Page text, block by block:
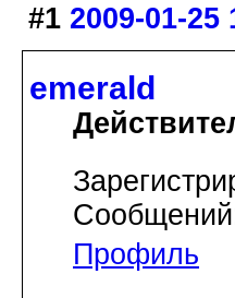
#1 2009-01-25
emerald
Профиль